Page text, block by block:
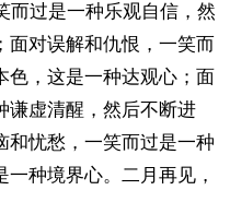
过是一种乐观自信，然
面对误解和仇恨，一笑而
色，这是一种达观心；面
谦虚清醒，然后不断进
和忧愁，一笑而过是一种
种境界心。二月再见，